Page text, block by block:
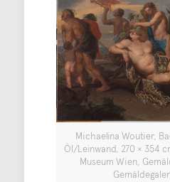
Michaelina Woutier,
Öl/Leinwand, 270 × 354
Museum Wien,